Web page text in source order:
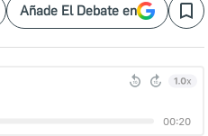
Añade El Debate en Save